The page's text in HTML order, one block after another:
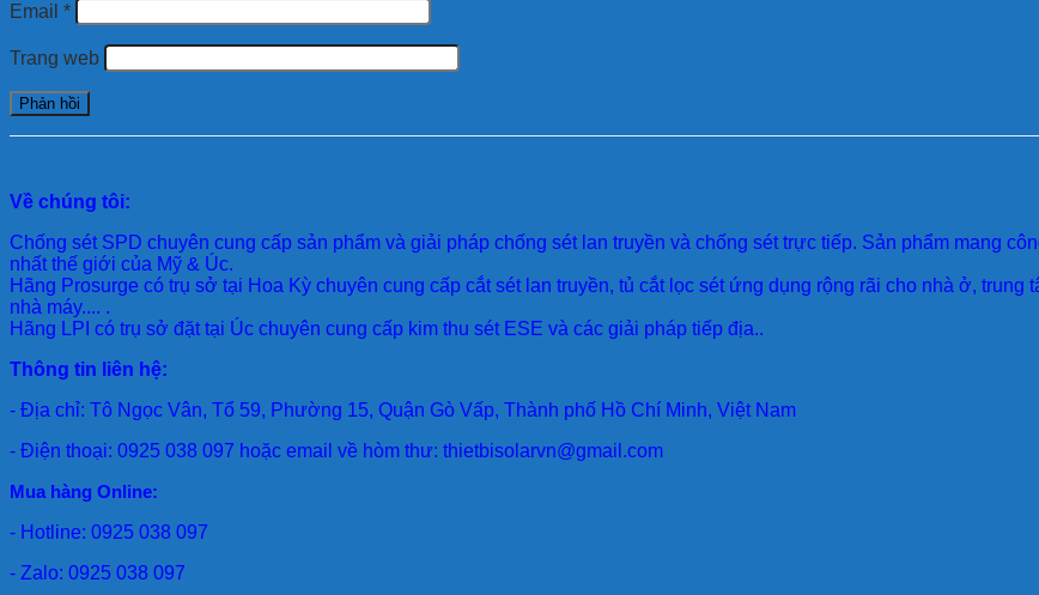
Email *
Trang web
Về chúng tôi:
Chống sét SPD chuyên cung cấp sản phẩm và giải pháp chống sét lan truyền và chống sét trực tiếp. Sản phẩm mang
nhất thế giới của Mỹ & Úc.
Hãng Prosurge có trụ sở tại Hoa Kỳ chuyên cung cấp cắt sét lan truyền, tủ cắt lọc sét ứng dụng rộng rãi cho nhà ở, trung
nhà máy.... .
Hãng LPI có trụ sở đặt tại Úc chuyên cung cấp kim thu sét ESE và các giải pháp tiếp địa..
Thông tin liên hệ:
- Địa chỉ: Tô Ngọc Vân, Tổ 59, Phường 15, Quận Gò Vấp, Thành phố Hồ Chí Minh, Việt Nam
- Điện thoại: 0925 038 097 hoặc email về hòm thư: thietbisolarvn@gmail.com
Mua hàng Online:
- Hotline: 0925 038 097
- Zalo: 0925 038 097